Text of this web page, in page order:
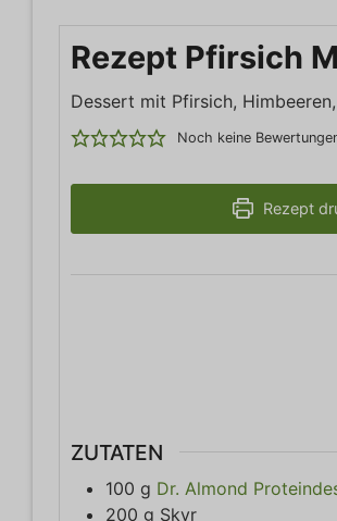
Rezept Pfirsich
Dessert mit Pfirsich,
Noch keine
Rezept
ZUTATEN
100 g Dr. Almond
200 g Skyr